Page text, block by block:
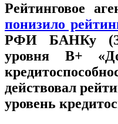
Рейтинговое
понизило
РФИ БАНКу
уровня В+
действовал
уровень